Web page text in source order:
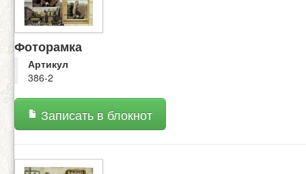
Фоторамка
Артикул
386-2
Записать в блокнот